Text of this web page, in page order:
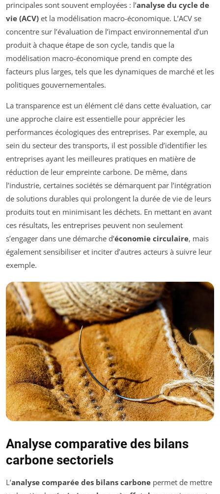
principales sont souvent employées : l’analyse du cycle de
vie (ACV) et la modélisation macro-économique. L’ACV se
concentre sur l’évaluation de l’impact environnemental d’un
produit à chaque étape de son cycle, tandis que la
modélisation macro-économique prend en compte des
facteurs plus larges, tels que les dynamiques de marché et les
politiques gouvernementales.
La transparence est un élément clé dans cette évaluation, car
une approche claire est essentielle pour apprécier les
performances écologiques des entreprises. Par exemple, au
sein du secteur des transports, il est possible d’identifier les
entreprises ayant les meilleures pratiques en matière de
réduction de leur empreinte carbone. De même, dans
l’industrie, certaines sociétés se démarquent par l’intégration
de solutions durables qui prolongent la durée de vie de leurs
produits tout en minimisant les déchets. En mettant en avant
ces résultats, les entreprises peuvent non seulement
s’engager dans une démarche d’économie circulaire, mais
également sensibiliser et inciter d’autres acteurs à suivre leur
exemple.
Analyse comparative des bilans
carbone sectoriels
L’analyse comparée des bilans carbone permet de mettre